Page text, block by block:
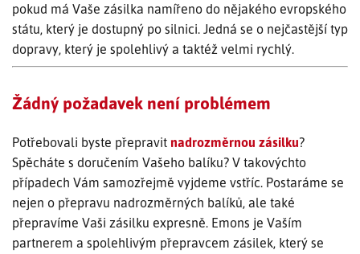
pokud má Vaše zásilka namířeno do nějakého evropského
státu, který je dostupný po silnici. Jedná se o nejčastější typ
dopravy, který je spolehlivý a taktéž velmi rychlý.
Žádný požadavek není problémem
Potřebovali byste přepravit nadrozměrnou zásilku?
Spěcháte s doručením Vašeho balíku? V takovýchto
případech Vám samozřejmě vyjdeme vstříc. Postaráme se
nejen o přepravu nadrozměrných balíků, ale také
přepravíme Vaši zásilku expresně. Emons je Vaším
partnerem a spolehlivým přepravcem zásilek, který se